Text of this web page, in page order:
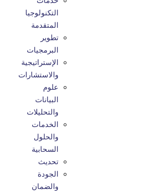
التكنولوجيا
المتقدمة
تطوير
البرمجيات
الإستراتيجية
والاستشارات
علوم
البيانات
والتحليلات
الخدمات
والحلول
السحابية
تحديث
الجودة
والضمان